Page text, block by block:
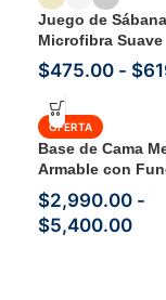
Juego de
Microfibra Suave
$475.00 - $
OFERTA
Base de Cama
Armable con
Lavable
$2,990.00 -
$5,400.00